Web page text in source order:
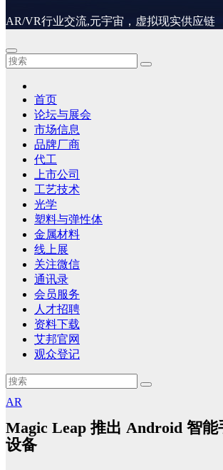
AR/VR行业交流,元宇宙，虚拟现实供应链
首页
论坛与展会
市场信息
品牌厂商
代工
上市公司
工艺技术
光学
塑料与弹性体
金属材料
线上展
关注微信
通讯录
会员服务
人才招聘
资料下载
艾邦官网
观众登记
AR
Magic Leap 推出 Android 智能
设备